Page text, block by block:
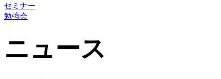
セミナー
勉強会
ニュース